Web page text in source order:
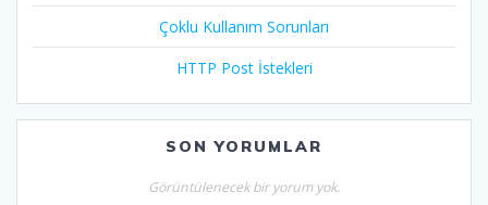
Çoklu Kullanım Sorunları
HTTP Post İstekleri
SON YORUMLAR
Görüntülenecek bir yorum yok.